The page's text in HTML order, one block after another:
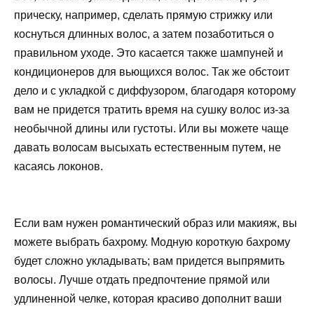
прическу, например, сделать прямую стрижку или
коснуться длинных волос, а затем позаботиться о
правильном уходе. Это касается также шампуней и
кондиционеров для вьющихся волос. Так же обстоит
дело и с укладкой с диффузором, благодаря которому
вам не придется тратить время на сушку волос из-за
необычной длины или густоты. Или вы можете чаще
давать волосам высыхать естественным путем, не
касаясь локонов.
Если вам нужен романтический образ или макияж, вы
можете выбрать бахрому. Модную короткую бахрому
будет сложно укладывать; вам придется выпрямить
волосы. Лучше отдать предпочтение прямой или
удлиненной челке, которая красиво дополнит ваши